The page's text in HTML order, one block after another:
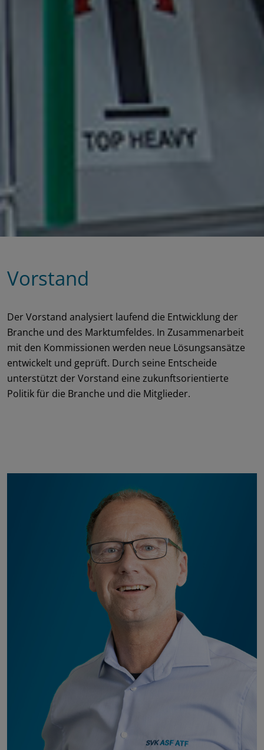
Vorstand
Der Vorstand analysiert laufend die Entwicklung der
Branche und des Marktumfeldes. In Zusammenarbeit
mit den Kommissionen werden neue Lösungsansätze
entwickelt und geprüft. Durch seine Entscheide
unterstützt der Vorstand eine zukunftsorientierte
Politik für die Branche und die Mitglieder.